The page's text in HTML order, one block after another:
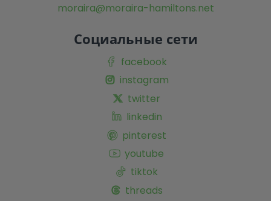
moraira@moraira-hamiltons.net
Социальные сети
facebook
instagram
twitter
linkedin
pinterest
youtube
tiktok
threads